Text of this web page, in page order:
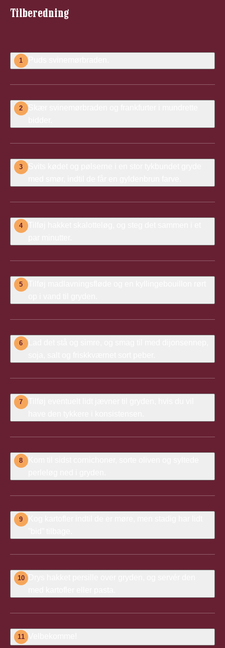
Tilberedning
1 Puds
2
Skær svinemørbraden og frankfurter i mundrette
3
Svits kødet og pølserne i en stor tykbundet gryde
4 Tilføj hakket skalotteløg
5 Tilføj
6
Lad det stå og simre, og smag til med dijonsennep,
7
Tilføj eventuelt lidt jævner til gryden, hvis du vil
8
Kom til sidst cornichoner, sorte oliven og syltede
9
Kog kartofler indtil de er møre, men stadig har lidt
10 Drys hakket persille over gryden
11 Velbekomme!